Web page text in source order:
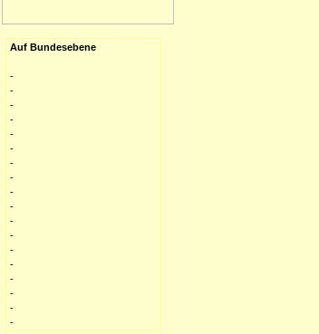
Auf Bundesebene
-
-
-
-
-
-
-
-
-
-
-
-
-
-
-
-
-
-